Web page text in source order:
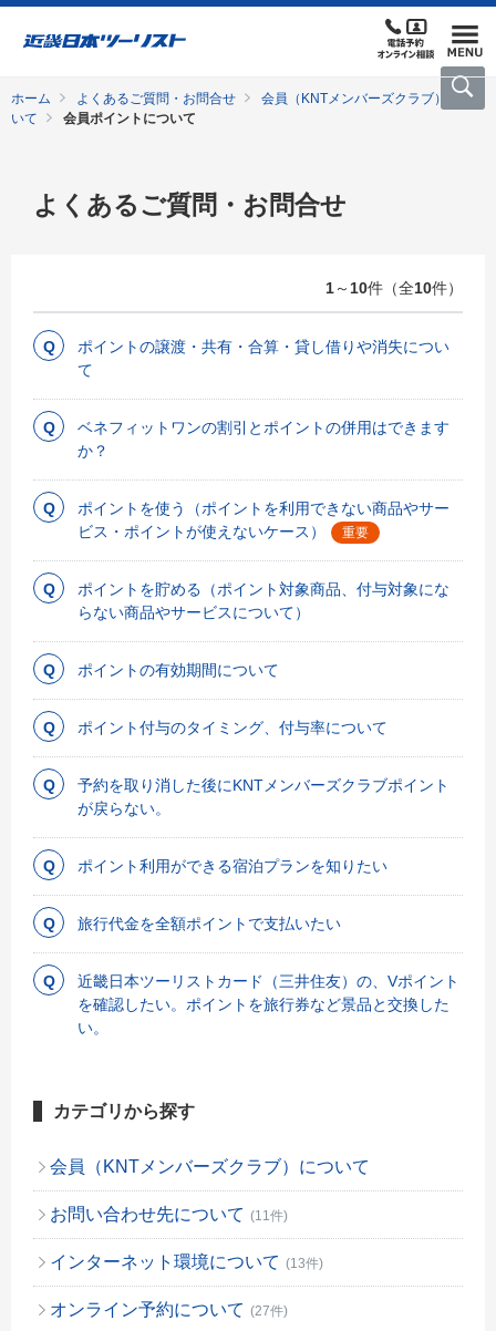
ホーム よくあるご質問・お問合せ
会員（KNTメンバーズクラブ）につ
いて
会員ポイントについて
よくあるご質問・お問合せ
1～ 10件（全10件）
ポイントの譲渡・共有・合算・貸し借りや消失につい
て
ベネフィットワンの割引とポイントの併用はできます
か？
ポイントを使う（ポイントを利用できない商品やサー
ビス・ポイントが使えないケース）
重要
ポイントを貯める（ポイント対象商品、付与対象にな
らない商品やサービスについて）
ポイントの有効期間について
ポイント付与のタイミング、付与率について
予約を取り消した後にKNTメンバーズクラブポイント
が戻らない。
ポイント利用ができる宿泊プランを知りたい
旅行代金を全額ポイントで支払いたい
近畿日本ツーリストカード（三井住友）の、Vポイント
を確認したい。ポイントを旅行券など景品と交換した
い。
カテゴリから探す
会員（KNTメンバーズクラブ）について
お問い合わせ先について (11件)
インターネット環境について (13件)
オンライン予約について (27件)